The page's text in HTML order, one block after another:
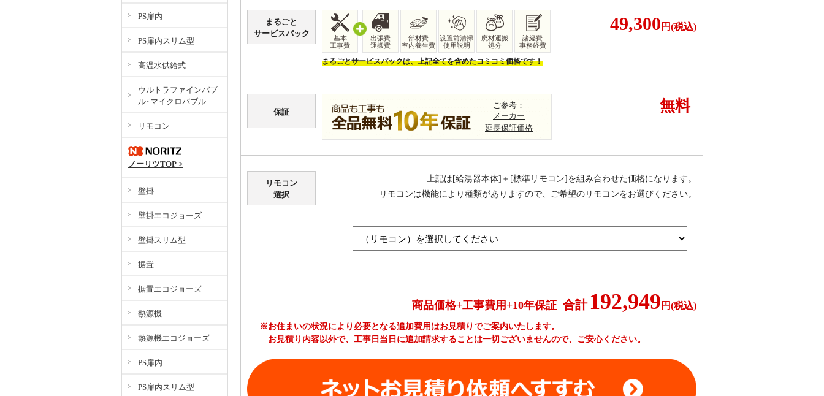
まるごと
サービスパック
基本
工事費
出張費
運搬費
部材費
室内養生費
設置前清掃
使用説明
廃材運搬
処分
諸経費
事務経費
まるごとサービスパックは、上記全てを含めたコミコミ価格です！
49,300 円(税込)
保証
ご参考：
メーカー
延長保証価格
無料
リモコン
選択
上記は[給湯器本体]＋[標準リモコン]を組み合わせた価格になります。
リモコンは機能により種類がありますので、ご希望のリモコンをお選びください。
商品価格+工事費用+10年保証 合計 192,949 円(税込)
※お住まいの状況により必要となる追加費用はお見積りでご案内いたします。
お見積り内容以外で、工事日当日に追加請求することは一切ございませんので、ご安心ください。
PS扉内
PS扉内スリム型
高温水供給式
ウルトラファインバブ
ル･マイクロバブル
リモコン
ノーリツTOP >
壁掛
壁掛エコジョーズ
壁掛スリム型
据置
据置エコジョーズ
熱源機
熱源機エコジョーズ
PS扉内
PS扉内スリム型